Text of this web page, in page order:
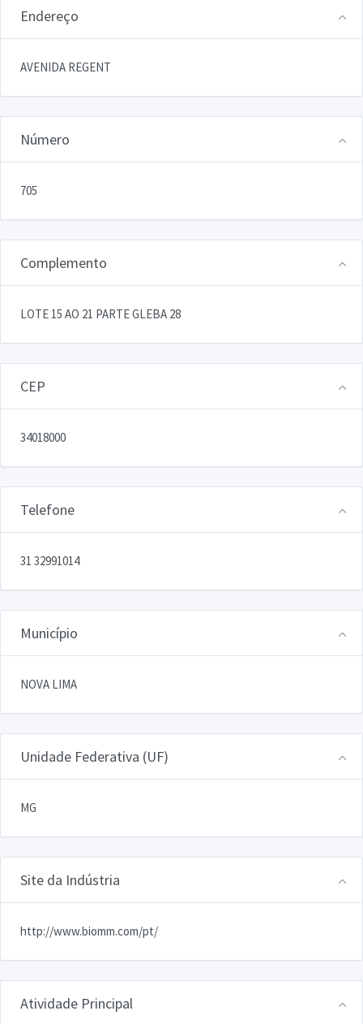
Endereço
AVENIDA REGENT
Número
705
Complemento
LOTE 15 AO 21 PARTE GLEBA 28
CEP
34018000
Telefone
31 32991014
Município
NOVA LIMA
Unidade Federativa (UF)
MG
Site da Indústria
http://www.biomm.com/pt/
Atividade Principal